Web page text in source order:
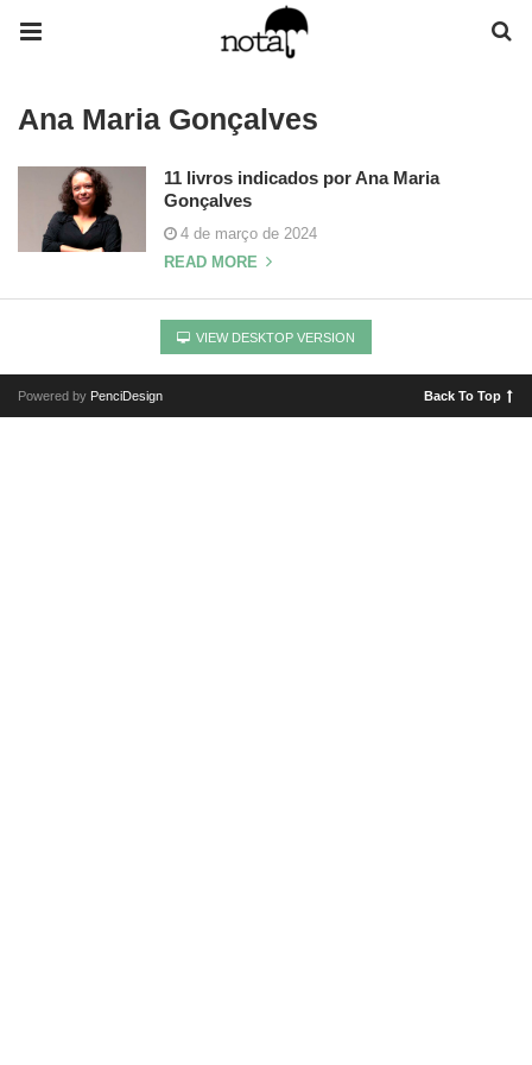
Ana Maria Gonçalves
11 livros indicados por Ana Maria
Gonçalves
4 de março de 2024
READ MORE
VIEW DESKTOP VERSION
Powered by PenciDesign Back To Top